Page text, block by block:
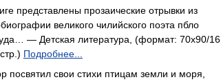
представлены прозаические отрывки из
великого чилийского поэта пбло
— Детская литература, (формат: 70x90/16,
Подробнее...
посвятил свои стихи птицам земли и моря,